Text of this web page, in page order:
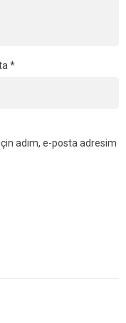
*
adım, e-posta adresim